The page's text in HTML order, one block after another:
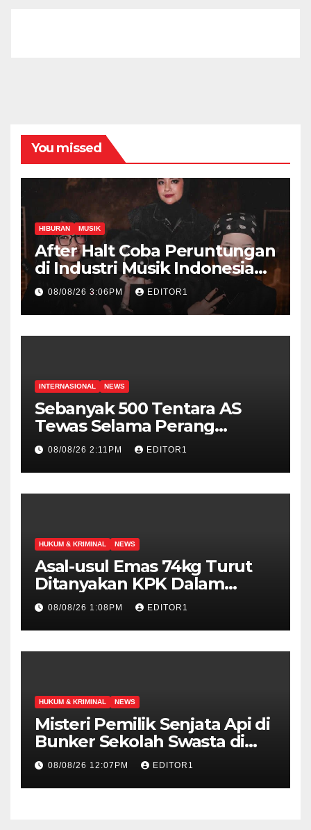
You missed
HIBURAN MUSIK
After Halt Coba Peruntungan
di Industri Musik Indonesia
Lewat Rilis Single Debut
“Kontraktor”
08/08/26 3:06PM EDITOR1
INTERNASIONAL NEWS
Sebanyak 500 Tentara AS
Tewas Selama Perang
Melawan Iran
08/08/26 2:11PM EDITOR1
HUKUM & KRIMINAL NEWS
Asal-usul Emas 74kg Turut
Ditanyakan KPK Dalam
Pemeriksaan Febrie
Adriansyah
08/08/26 1:08PM EDITOR1
HUKUM & KRIMINAL NEWS
Misteri Pemilik Senjata Api di
Bunker Sekolah Swasta di
Jakarta Selatan Terungkap
08/08/26 12:07PM EDITOR1